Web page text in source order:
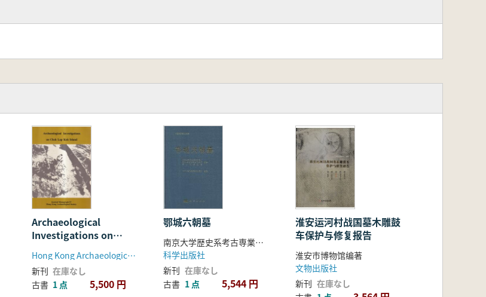
Archaeological
Investigations on
Chek Lap Kok Island
Hong Kong Archaeological Society(香港)
新刊 在庫なし
古書 1 点 5,500 円
鄂城六朝墓
南京大学歴史系考古専業、湖北省文物考古研究所、鄂州市博物館 編著
科学出版社
新刊 在庫なし
古書 1 点 5,544 円
淮安运河村战国墓木雕鼓
车保护与修复报告
淮安市博物馆编著
文物出版社
新刊 在庫なし